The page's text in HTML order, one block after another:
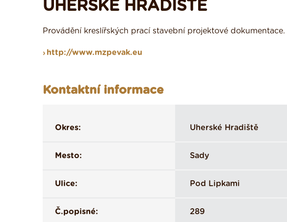
UHERSKÉ HRADIŠTĚ
Provádění kreslířských prací stavební projektové dokumentace.
http://www.mzpevak.eu
Kontaktní informace
Okres: Uherské Hradiště
Mesto: Sady
Ulice: Pod Lipkami
Č.popisné: 289